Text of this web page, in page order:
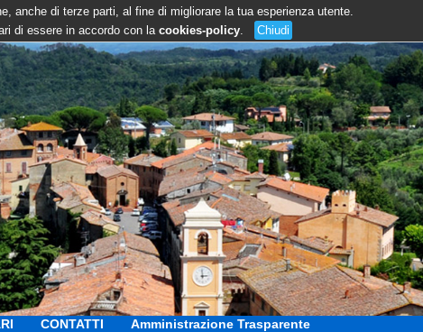
anche di terze parti, al fine di migliorare la tua esperienza utente.
di essere in accordo con la cookies-policy. Chiudi
CONTATTI Amministrazione Trasparente